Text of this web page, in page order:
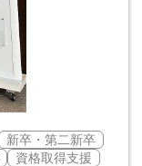
新卒・第二新卒
資格取得支援